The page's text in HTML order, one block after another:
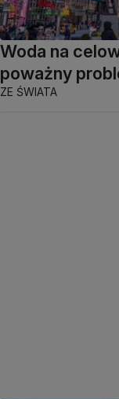
Woda na
poważny
ZE ŚWIATA